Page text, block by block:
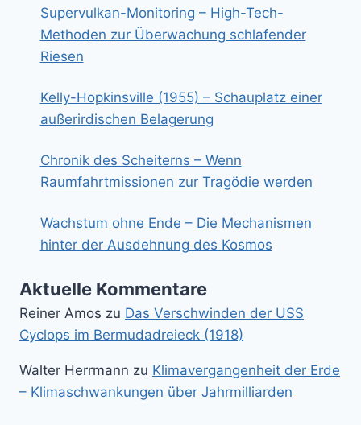
Supervulkan-Monitoring – High-Tech-
Methoden zur Überwachung schlafender
Riesen
Kelly-Hopkinsville (1955) – Schauplatz einer
außerirdischen Belagerung
Chronik des Scheiterns – Wenn
Raumfahrtmissionen zur Tragödie werden
Wachstum ohne Ende – Die Mechanismen
hinter der Ausdehnung des Kosmos
Aktuelle Kommentare
Reiner Amos zu Das Verschwinden der USS
Cyclops im Bermudadreieck (1918)
Walter Herrmann zu Klimavergangenheit der Erde
– Klimaschwankungen über Jahrmilliarden